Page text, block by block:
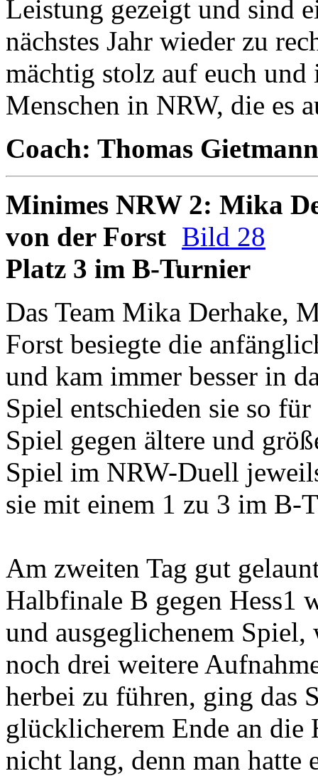
Leistung gezeigt und sind
nächstes Jahr wieder zu
mächtig stolz auf euch
Menschen in NRW, die es
Coach: Thomas Gietmann
Minimes NRW 2: Mika
von der Forst Bild 28
Platz 3 im B-Turnier
Das Team Mika Derhake,
Forst besiegte die
und kam immer besser in
Spiel entschieden sie so
Spiel gegen ältere und
Spiel im NRW-Duell
sie mit einem 1 zu 3 im B-
Am zweiten Tag gut
Halbfinale B gegen Hess1
und ausgeglichenem
noch drei weitere
herbei zu führen, ging das
glücklicherem Ende an die
nicht lang, denn man hatte